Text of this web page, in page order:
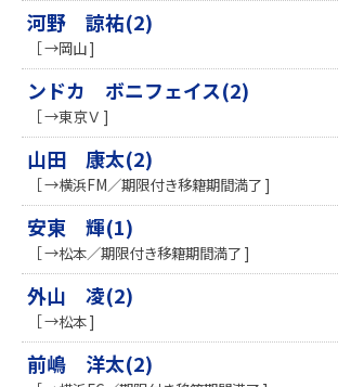
河野 諒祐(2)
［ →岡山 ]
ンドカ ボニフェイス(2)
［ →東京Ｖ ]
山田 康太(2)
［ →横浜FM／期限付き移籍期間満了 ]
安東 輝(1)
［ →松本／期限付き移籍期間満了 ]
外山 凌(2)
［ →松本 ]
前嶋 洋太(2)